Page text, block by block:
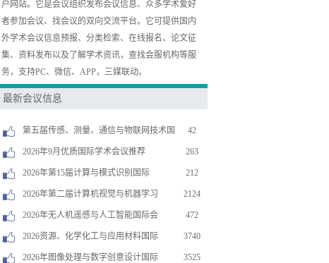
户网站。它是会议组织发布会议信息、众多学术爱好
者参加会议、找会议的双向交流平台。它可提供国内
外学术会议信息预报、分类检索、在线报名、论文征
集、资料发布以及了解学术资讯，查找会服机构等服
务，支持PC、微信、APP，三媒联动。
最新会议信息
第五届传感、测量、通信与物联网技术国 42
2026年9月优质国际学术会议推荐 263
2026年第15届计算与模式识别国际 212
2026年第二届计算机视觉与机器学习 2124
2026年无人机遥感与人工智能国际会 472
2026资源、化学化工与应用材料国际 3740
2026年图像处理与数字创意设计国际 3525